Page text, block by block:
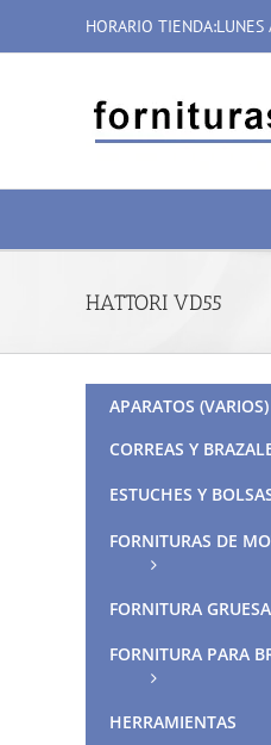
contenido
HORARIO
HATTORI VD55
APARATOS (VARIOS)
CORREAS Y
ESTUCHES Y
FORNITURAS DE
FORNITURA GRUESA
FORNITURA PARA
HERRAMIENTAS